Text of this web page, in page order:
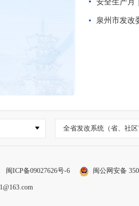
泉州市发改
全省发改系统（省、社区
闽ICP备09027626号-6 闽公网安备